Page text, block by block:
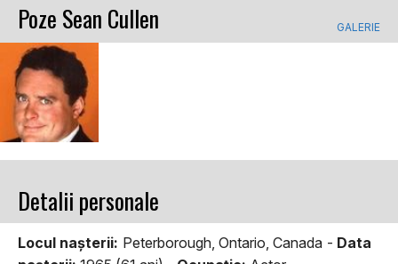
Poze Sean Cullen GALERIE
Detalii personale
Locul naşterii: Peterborough, Ontario, Canada - Data